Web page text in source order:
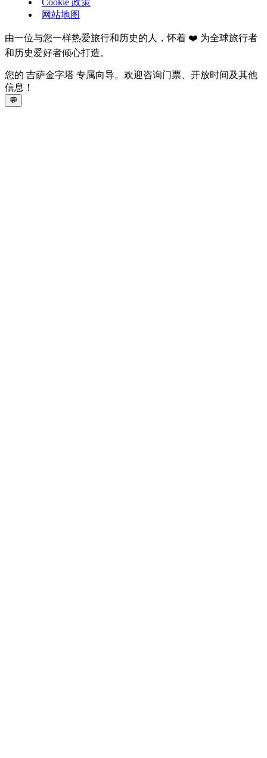
Cookie 政策
网站地图
由一位与您一样热爱旅行和历史的人，怀着 ❤️ 为全球旅行者
和历史爱好者倾心打造。
您的 吉萨金字塔 专属向导。欢迎咨询门票、开放时间及其他
信息！
💬